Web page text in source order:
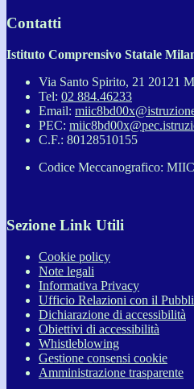
Contatti
Istituto Comprensivo Statale
Via Santo Spirito, 21 20121
Tel: 02 884.46233
Email:
PEC:
C.F.: 80128510155
Codice Meccanografico:
Sezione Link Utili
Cookie policy
Note legali
Informativa Privacy
Ufficio Relazioni con il
Dichiarazione di accessibilità
Obiettivi di accessibilità
Whistleblowing
Gestione consensi cookie
Amministrazione trasparente